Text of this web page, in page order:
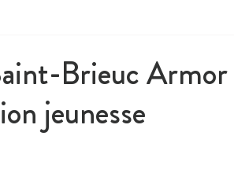
Brieuc Armor
jeunesse